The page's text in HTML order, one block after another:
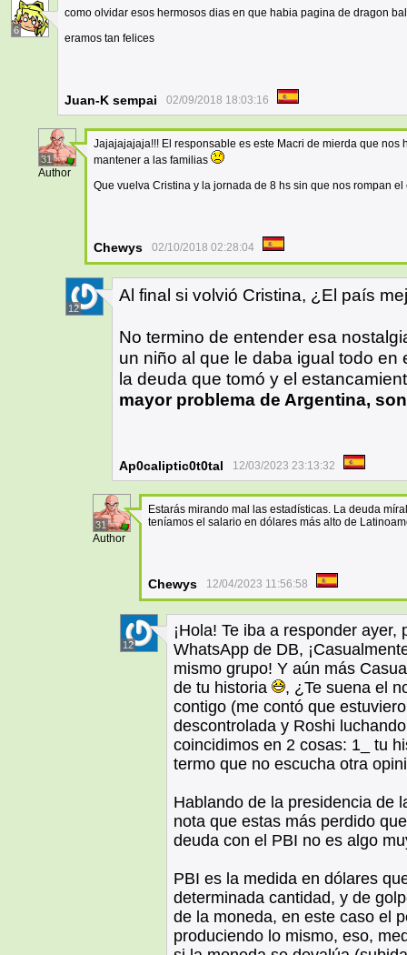
6
como olvidar esos hermosos dias en que habia pagina de dragon
eramos tan felices
Juan-K sempai 02/09/2018 18:03:16
31
Author
Jajajajajaja!!! El responsable es este Macri de mierda que
mantener a las familias
Que vuelva Cristina y la jornada de 8 hs sin que nos rompan el
Chewys 02/10/2018 02:28:04
12
Al final si volvió Cristina, ¿El país
No termino de entender esa
un niño al que le daba igual todo
la deuda que tomó y el
mayor problema de Argentina,
Ap0caliptic0t0tal 12/03/2023 23:13:32
31
Author
Estarás mirando mal las estadísticas. La deuda
teníamos el salario en dólares más alto de
Chewys 12/04/2023 11:56:58
12
¡Hola! Te iba a responder
WhatsApp de DB,
mismo grupo! Y aún más
de tu historia
, ¿Te suena el
contigo (me contó que
descontrolada y Roshi
coincidimos en 2 cosas: 1_ tu
termo que no escucha otra
Hablando de la presidencia de
nota que estas más perdido
deuda con el PBI no es algo
PBI es la medida en dólares
determinada cantidad, y de
de la moneda, en este caso el
produciendo lo mismo, eso,